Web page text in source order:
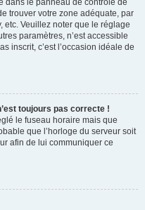
dans le panneau de contrôle de
trouver votre zone adéquate, par
etc. Veuillez noter que le réglage
paramètres, n’est accessible
inscrit, c’est l’occasion idéale de
toujours pas correcte !
le fuseau horaire mais que
que l’horloge du serveur soit
afin de lui communiquer ce